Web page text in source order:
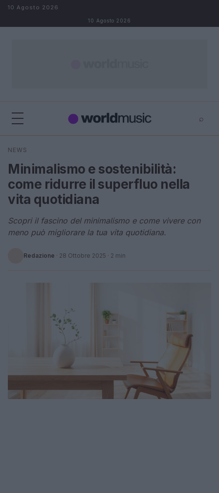
Salta al contenuto
10 Agosto 2026
10 Agosto 2026
⌕
Cerca
NEWS
Minimalismo e sostenibilità:
come ridurre il superfluo nella
vita quotidiana
Scopri il fascino del minimalismo e come vivere con
meno può migliorare la tua vita quotidiana.
Redazione · 28 Ottobre 2025 · 2 min